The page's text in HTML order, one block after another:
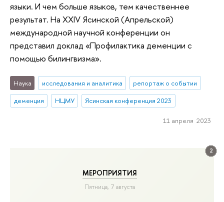
2
МЕРОПРИЯТИЯ
Пятница, 7 августа
языки. И чем больше языков, тем качественнее
результат. На XXIV Ясинской (Апрельской)
международной научной конференции он
представил доклад «Профилактика деменции с
помощью билингвизма».
Наука исследования и аналитика
репортаж о событии
деменция
НЦМУ Ясинская конференция 2023
11 апреля 2023